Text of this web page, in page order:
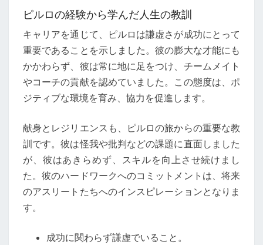
ピルロの経験から学んだ人生の教訓
キャリアを通じて、ピルロは謙虚さが成功にとって
重要であることを示しました。彼の膨大な才能にも
かかわらず、彼は常に地に足をつけ、チームメイト
やコーチの貢献を認めていました。この態度は、ポ
ジティブな環境を育み、協力を促進します。
献身とレジリエンスも、ピルロの旅からの重要な教
訓です。彼は怪我や批判などの課題に直面しました
が、彼はあきらめず、スキルを向上させ続けまし
た。彼のハードワークへのコミットメントは、将来
のアスリートたちへのインスピレーションとなりま
す。
成功に関わらず謙虚でいること。